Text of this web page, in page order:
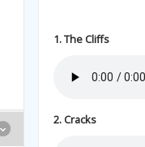
1. The Cliffs
2. Cracks